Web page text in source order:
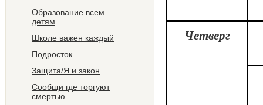
Образование всем
детям
Школе важен каждый
Подросток
Защита/Я и закон
Сообщи где торгуют
смертью
Четверг